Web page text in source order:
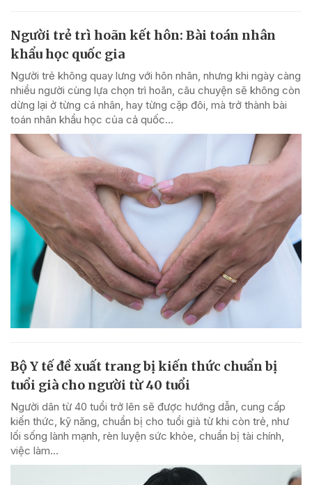
Người trẻ trì hoãn kết hôn: Bài toán nhân
khẩu học quốc gia
Người trẻ không quay lưng với hôn nhân, nhưng khi ngày càng
nhiều người cùng lựa chọn trì hoãn, câu chuyện sẽ không còn
dừng lại ở từng cá nhân, hay từng cặp đôi, mà trở thành bài
toán nhân khẩu học của cả quốc...
Bộ Y tế đề xuất trang bị kiến thức chuẩn bị
tuổi già cho người từ 40 tuổi
Người dân từ 40 tuổi trở lên sẽ được hướng dẫn, cung cấp
kiến thức, kỹ năng, chuẩn bị cho tuổi già từ khi còn trẻ, như
lối sống lành mạnh, rèn luyện sức khỏe, chuẩn bị tài chính,
việc làm...